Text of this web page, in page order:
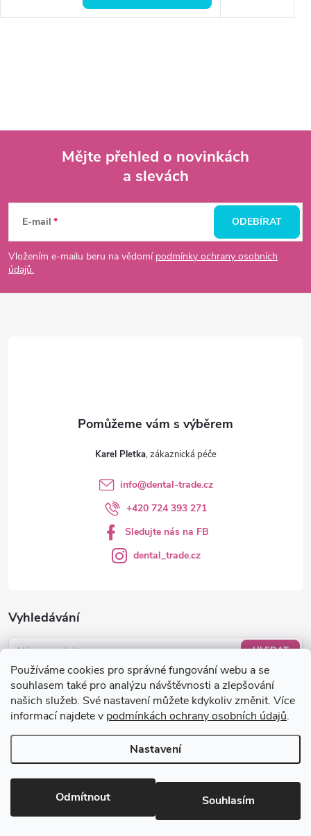
Používáme cookies pro správné fungování webu a se
souhlasem také pro analýzu návštěvnosti a zlepšování
našich služeb. Své nastavení můžete kdykoliv změnit. Více
informací najdete v podmínkách ochrany osobních údajů.
Nastavení
Odmítnout Souhlasím
p
a
Mějte přehled o novinkách
a slevách
E-mail
Vložením e-mailu beru na vědomí podmínky ochrany osobních
údajů.
ODEBÍRAT
Vyhledávání
HLEDAT
Nákupní košík
0KS /0 KČ
Karel Pletka
info@dental-trade.cz
+420 724 393 271
Sledujte nás na FB
dental_trade.cz
Copyright 2026dental-trade.cz. Všechna práva vyhrazena.Upravit
nastavení cookies